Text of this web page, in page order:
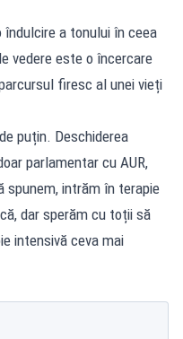
a tonului în ceea
vedere este o încercare
firesc al unei vieți
puțin. Deschiderea
parlamentar cu AUR,
spunem, intrăm în terapie
dar sperăm cu toții să
intensivă ceva mai